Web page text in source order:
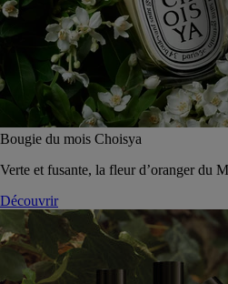
Bougie du mois Choisya
Verte et fusante, la fleur d’oranger du
Découvrir